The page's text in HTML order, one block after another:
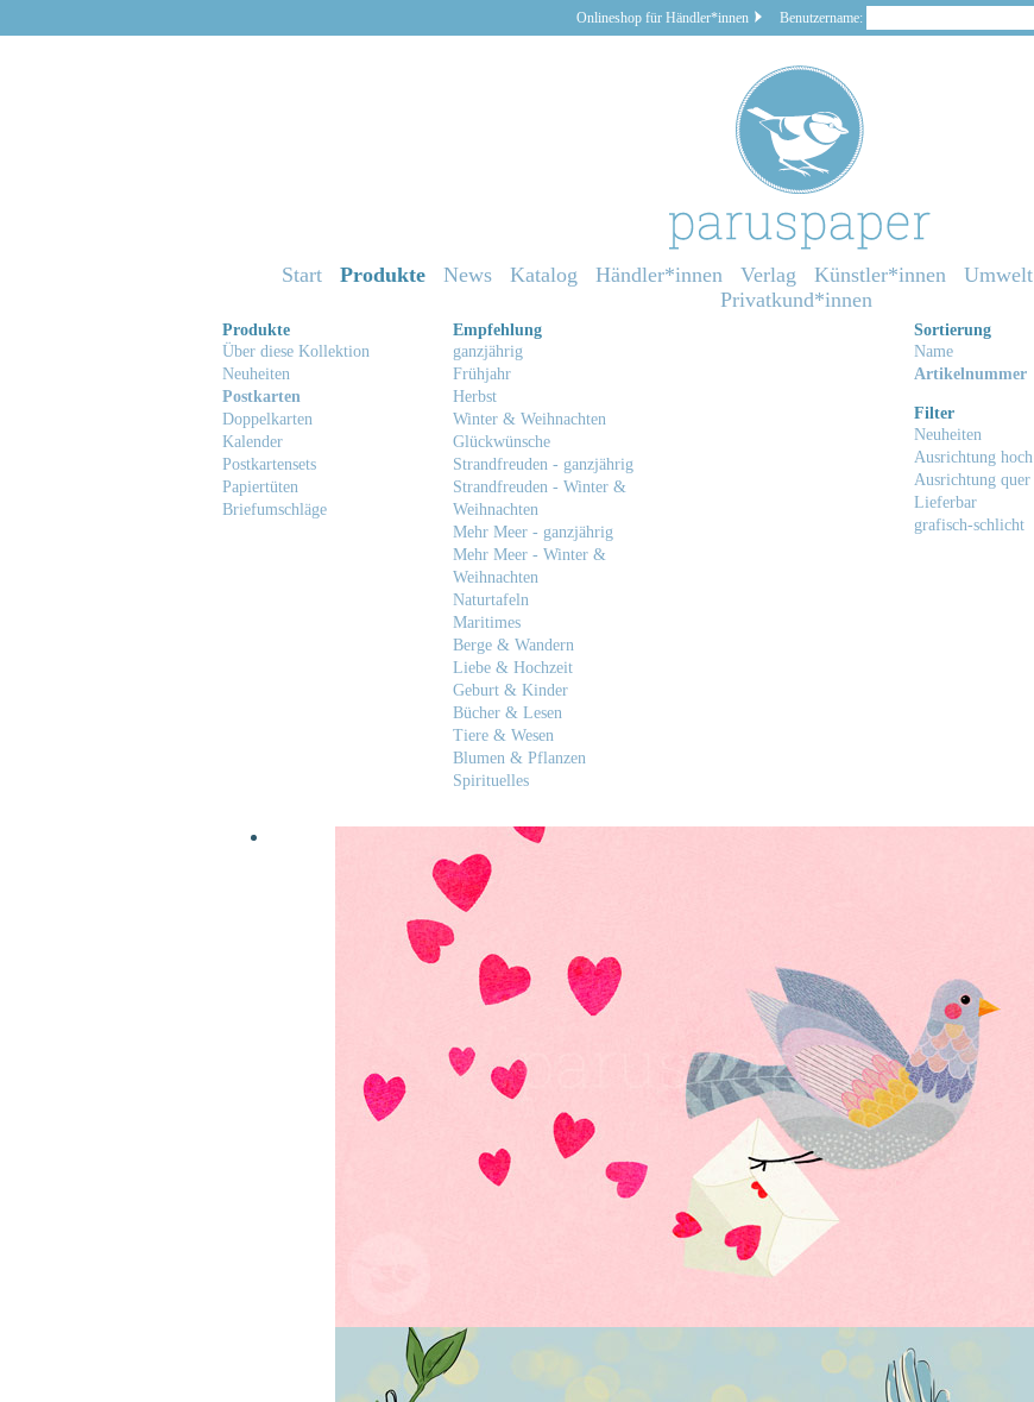
Onlineshop für Händler*innen Benutzername:
Start Produkte News Katalog Händler*innen Verlag Künstler*innen Umwelt
Privatkund*innen
Produkte
Über diese Kollektion
Neuheiten
Postkarten
Doppelkarten
Kalender
Postkartensets
Papiertüten
Briefumschläge
Empfehlung
ganzjährig
Frühjahr
Herbst
Winter & Weihnachten
Glückwünsche
Strandfreuden - ganzjährig
Strandfreuden - Winter &
Weihnachten
Mehr Meer - ganzjährig
Mehr Meer - Winter &
Weihnachten
Naturtafeln
Maritimes
Berge & Wandern
Liebe & Hochzeit
Geburt & Kinder
Bücher & Lesen
Tiere & Wesen
Blumen & Pflanzen
Spirituelles
Sortierung
Name
Artikelnummer
Filter
Neuheiten
Ausrichtung hoch
Ausrichtung quer
Lieferbar
grafisch-schlicht